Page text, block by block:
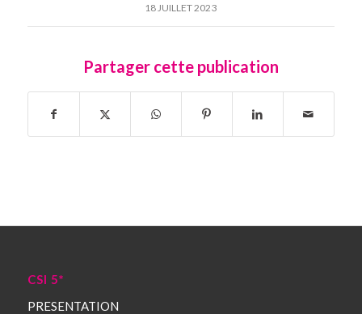
18 JUILLET 2023
Partager cette publication
CSI 5*
PRESENTATION